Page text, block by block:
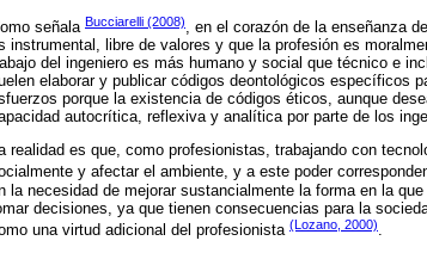
señala Bucciarelli (2008), en el corazón de la enseñanza
instrumental, libre de valores y que la profesión es
del ingeniero es más humano y social que técnico e
elaborar y publicar códigos deontológicos específicos
porque la existencia de códigos éticos, aunque
autocrítica, reflexiva y analítica por parte de los
realidad es que, como profesionistas, trabajando con
y afectar el ambiente, y a este poder
la necesidad de mejorar sustancialmente la forma en la
decisiones, ya que tienen consecuencias para la
una virtud adicional del profesionista (Lozano, 2000).